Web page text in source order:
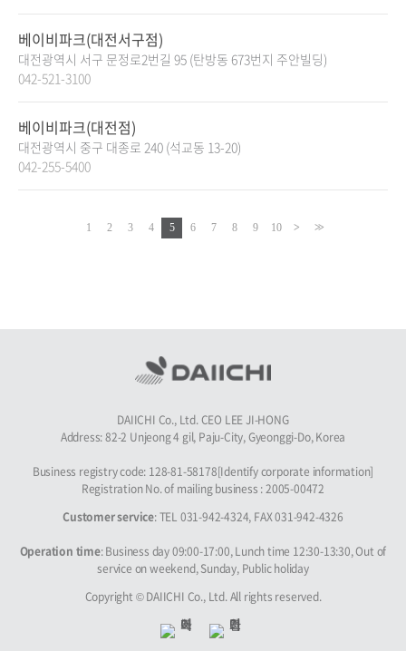
베이비파크(대전서구점)
대전광역시 서구 문정로2번길 95 (탄방동 673번지 주안빌딩)
042-521-3100
베이비파크(대전점)
대전광역시 중구 대종로 240 (석교동 13-20)
042-255-5400
1 2 3 4 5 6 7 8 9 10
DAIICHI Co., Ltd. CEO LEE JI-HONG
Address: 82-2 Unjeong 4 gil, Paju-City, Gyeonggi-Do, Korea
Business registry code: 128-81-58178[Identify corporate information]
Registration No. of mailing business : 2005-00472
Customer service: TEL 031-942-4324, FAX 031-942-4326
Operation time: Business day 09:00-17:00, Lunch time 12:30-13:30, Out of
service on weekend, Sunday, Public holiday
Copyright © DAIICHI Co., Ltd. All rights reserved.